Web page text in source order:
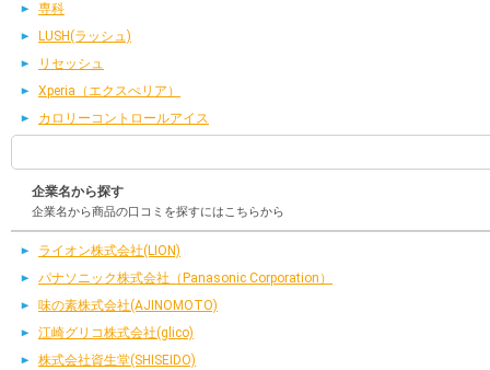
専科
LUSH(ラッシュ)
リセッシュ
Xperia（エクスぺリア）
カロリーコントロールアイス
企業名から探す
企業名から商品の口コミを探すにはこちらから
ライオン株式会社(LION)
パナソニック株式会社（Panasonic Corporation）
味の素株式会社(AJINOMOTO)
江崎グリコ株式会社(glico)
株式会社資生堂(SHISEIDO)